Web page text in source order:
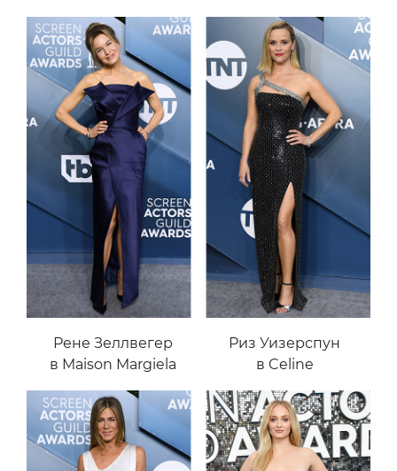
Рене Зеллвегер
в Maison Margiela
Риз Уизерспун
в Celine